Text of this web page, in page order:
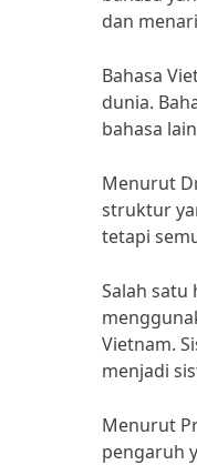
dan
Bahasa
dunia.
bahasa
Menurut
struktur
tetapi
Salah satu
Vietnam.
menjadi
Menurut
pengaruh